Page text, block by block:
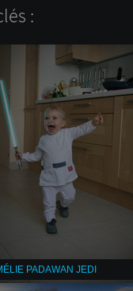
:
PADAWAN JEDI